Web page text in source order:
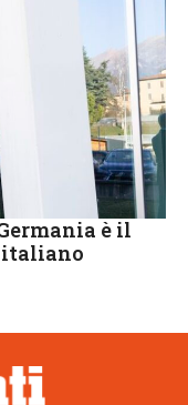
è il
italiano